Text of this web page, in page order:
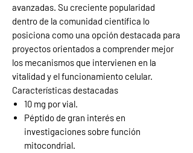
avanzadas. Su creciente popularidad
dentro de la comunidad científica lo
posiciona como una opción destacada para
proyectos orientados a comprender mejor
los mecanismos que intervienen en la
vitalidad y el funcionamiento celular.
Características destacadas
10 mg por vial.
Péptido de gran interés en
investigaciones sobre función
mitocondrial.